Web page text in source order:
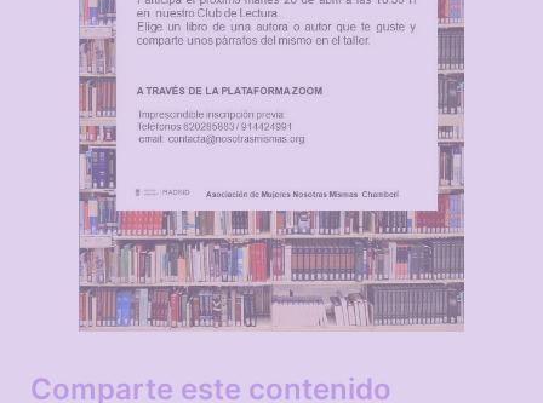
Comparte este contenido